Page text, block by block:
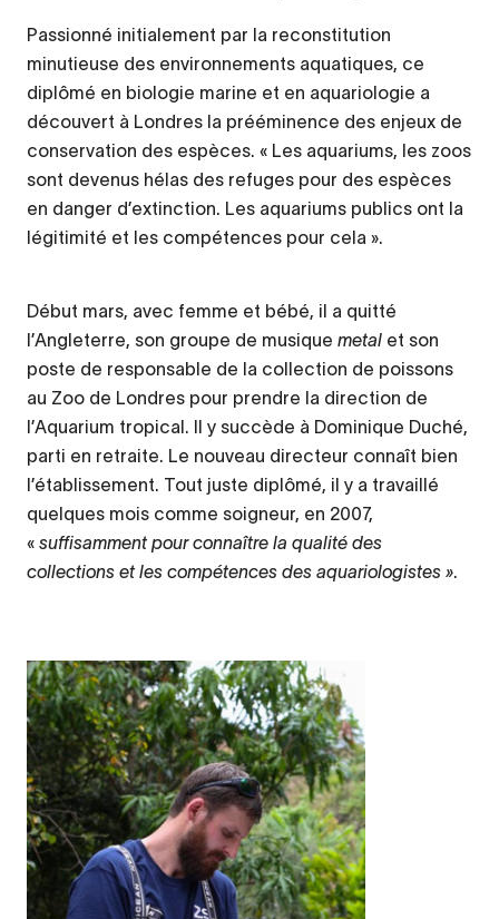
Passionné initialement par la reconstitution
minutieuse des environnements aquatiques, ce
diplômé en biologie marine et en aquariologie a
découvert à Londres la prééminence des enjeux de
conservation des espèces. « Les aquariums, les zoos
sont devenus hélas des refuges pour des espèces
en danger d’extinction. Les aquariums publics ont la
légitimité et les compétences pour cela ».
Début mars, avec femme et bébé, il a quitté
l’Angleterre, son groupe de musique metal et son
poste de responsable de la collection de poissons
au Zoo de Londres pour prendre la direction de
l’Aquarium tropical. Il y succède à Dominique Duché,
parti en retraite. Le nouveau directeur connaît bien
l’établissement. Tout juste diplômé, il y a travaillé
quelques mois comme soigneur, en 2007,
« suffisamment pour connaître la qualité des
collections et les compétences des aquariologistes ».